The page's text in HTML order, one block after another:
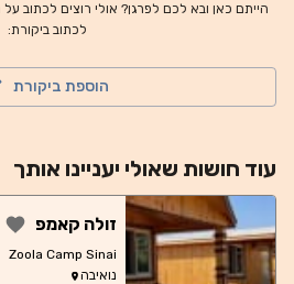
הייתם כאן ובא לכם לפרגן? אולי רוצים לכתוב
לכתוב ביקורת:
הוספת ביקורת
עוד חושות שאולי יעניינו אותך
זולה קאמפ
Zoola Camp Sinai
נואיבה